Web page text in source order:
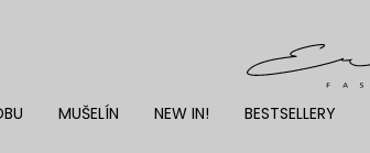
MUŠELÍN NEW IN! BESTSELLERY